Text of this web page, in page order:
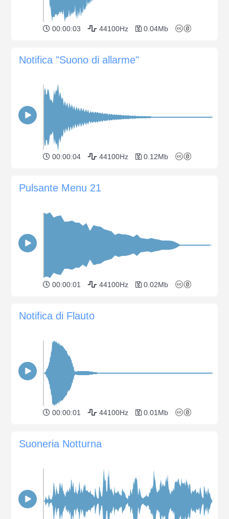
00:00:03 44100Hz 0.04Mb
Notifica "Suono di allarme"
00:00:04 44100Hz 0.12Mb
Pulsante Menu 21
00:00:01 44100Hz 0.02Mb
Notifica di Flauto
00:00:01 44100Hz 0.01Mb
Suoneria Notturna